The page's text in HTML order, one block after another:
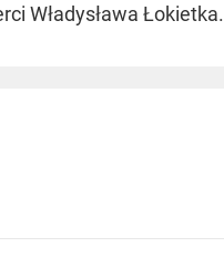
Władysława Łokietka.